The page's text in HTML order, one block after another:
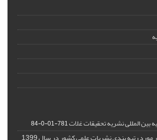
بین المللی نشریه تحقیقات غلات781-01-0-84